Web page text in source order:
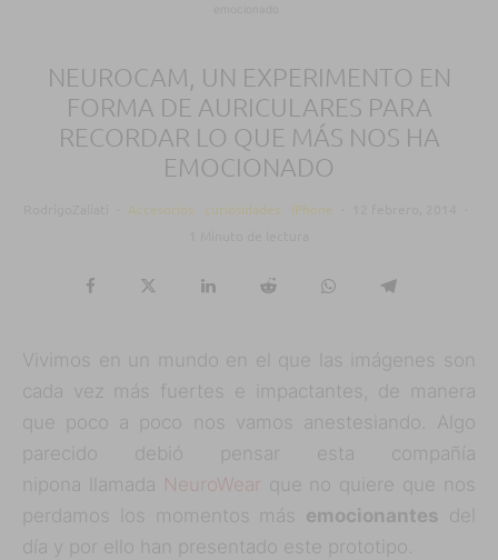
NEUROCAM, UN EXPERIMENTO EN
FORMA DE AURICULARES PARA
RECORDAR LO QUE MÁS NOS HA
EMOCIONADO
Accesorios curiosidades iPhone
Vivimos en un mundo en el que las imágenes son
cada vez más fuertes e impactantes, de manera
que poco a poco nos vamos anestesiando. Algo
parecido debió pensar esta compañía
nipona llamada NeuroWear que no quiere que nos
perdamos los momentos más emocionantes del
día y por ello han presentado este prototipo.